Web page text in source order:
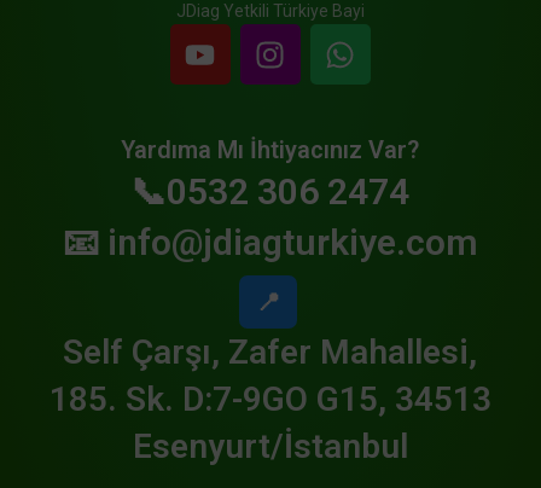
JDiag Yetkili Türkiye Bayi
Yardıma Mı İhtiyacınız Var?
📞0532 306 2474
📧 info@jdiagturkiye.com
📍
Self Çarşı, Zafer Mahallesi,
185. Sk. D:7-9GO G15, 34513
Esenyurt/İstanbul